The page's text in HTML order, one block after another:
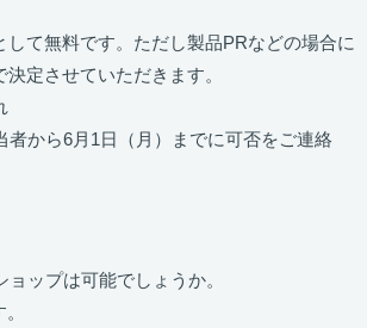
して無料です。ただし製品PRなどの場合に
定させていただきます。
者から6月1日（月）までに可否をご連絡
ップは可能でしょうか。